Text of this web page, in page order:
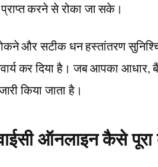
करने से रोका जा सके।
और सटीक धन हस्तांतरण
कर दिया है। जब आपका आधार,
किया जाता है।
ऑनलाइन कैसे